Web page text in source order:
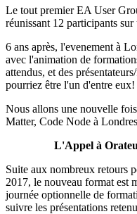
Le tout premier EA User
réunissant 12 participants
6 ans après, l'evenement à
avec l'animation de
attendus, et des
pourriez être l'un d'entre eux!
Nous allons une nouvelle
Matter, Code Node à
L'Appel à
Suite aux nombreux retours
2017, le nouveau format est
journée optionnelle de
suivre les présentations